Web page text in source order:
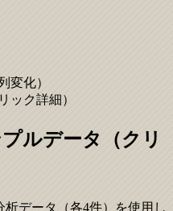
変化）
ック詳細）
ルデータ（クリ
データ（各4件）を使用し